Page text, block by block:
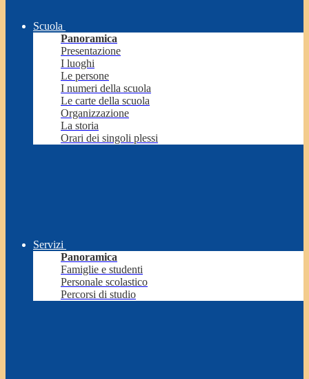
Scuola
Panoramica
Presentazione
I luoghi
Le persone
I numeri della scuola
Le carte della scuola
Organizzazione
La storia
Orari dei singoli plessi
Servizi
Panoramica
Famiglie e studenti
Personale scolastico
Percorsi di studio